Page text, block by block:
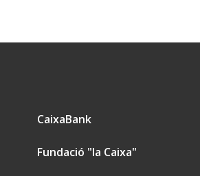
CaixaBank
Fundació "la Caixa"